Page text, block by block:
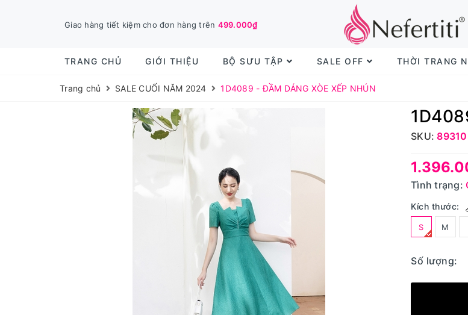
Giao hàng tiết kiệm cho đơn hàng trên 499.000₫
TRANG CHỦ GIỚI THIỆU BỘ SƯU TẬP SALE OFF THỜI TRANG
Trang chủ SALE CUỐI NĂM 2024 1D4089 - ĐẦM DÁNG XÒE XẾP NHÚN
SKU:
Tình trạng:
Kích thước:
S M
Số lượng: